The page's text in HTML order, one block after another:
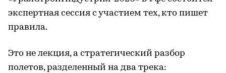
экспертная сессия с участием тех, кто пишет
правила.
Это не лекция, а стратегический разбор
полетов, разделенный на два трека: